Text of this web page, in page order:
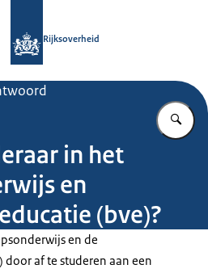
Rijksoverheid
in het
en
(bve)?
en de
af te studeren aan een